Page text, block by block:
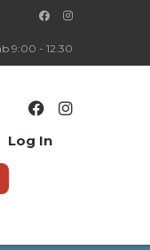
9:00 - 12.30
Log In